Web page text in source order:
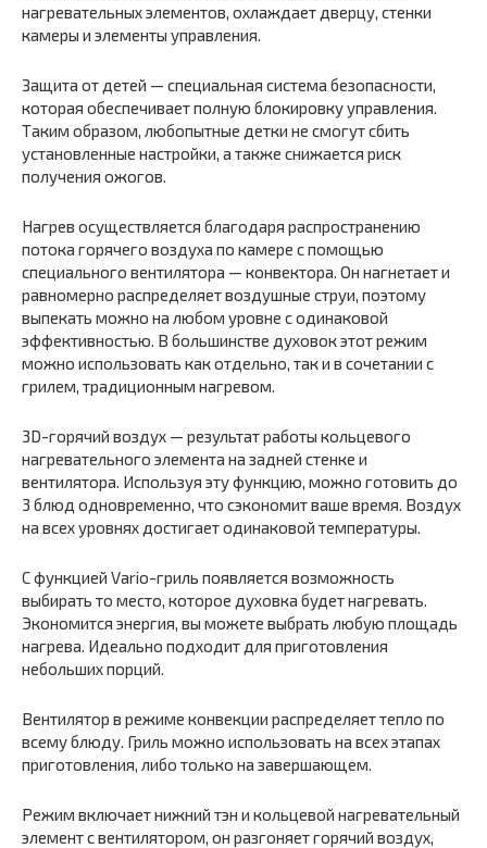
нагревательных элементов, охлаждает дверцу, стенки
камеры и элементы управления.
Защита от детей — специальная система безопасности,
которая обеспечивает полную блокировку управления.
Таким образом, любопытные детки не смогут сбить
установленные настройки, а также снижается риск
получения ожогов.
Нагрев осуществляется благодаря распространению
потока горячего воздуха по камере с помощью
специального вентилятора — конвектора. Он нагнетает и
равномерно распределяет воздушные струи, поэтому
выпекать можно на любом уровне с одинаковой
эффективностью. В большинстве духовок этот режим
можно использовать как отдельно, так и в сочетании с
грилем, традиционным нагревом.
3D-горячий воздух — результат работы кольцевого
нагревательного элемента на задней стенке и
вентилятора. Используя эту функцию, можно готовить до
3 блюд одновременно, что сэкономит ваше время. Воздух
на всех уровнях достигает одинаковой температуры.
С функцией Vario-гриль появляется возможность
выбирать то место, которое духовка будет нагревать.
Экономится энергия, вы можете выбрать любую площадь
нагрева. Идеально подходит для приготовления
небольших порций.
Вентилятор в режиме конвекции распределяет тепло по
всему блюду. Гриль можно использовать на всех этапах
приготовления, либо только на завершающем.
Режим включает нижний тэн и кольцевой нагревательный
элемент с вентилятором, он разгоняет горячий воздух,